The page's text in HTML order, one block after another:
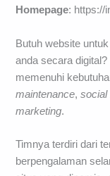
Homepage: https://
Butuh website
anda secara
memenuhi
maintenance,social
marketing.
Timnya terdiri dari
berpengalaman